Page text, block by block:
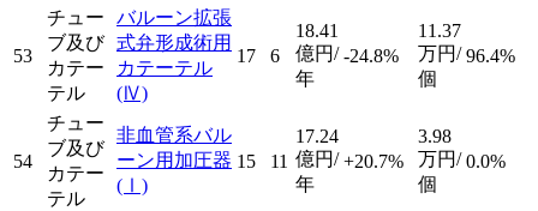
53
チュー
ブ及び
カテー
テル
バルーン拡張
式弁形成術用
カテーテル
(Ⅳ)
17 6
18.41
億円/
年
-24.8%
11.37
万円/
個
96.4%
54
チュー
ブ及び
カテー
テル
非血管系バル
ーン用加圧器
(Ⅰ)
15 11
17.24
億円/
年
+20.7%
3.98
万円/
個
0.0%